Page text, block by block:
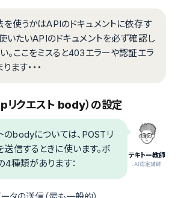
を使うかはAPIのドキュメントに依存す
いたいAPIのドキュメントを必ず確認し
。ここをミスると403エラーや認証エラ
ます・・・
リクエスト body）の設定
テキトー教師
.AI認定講師
bodyについては、POSTリ
送信するときに使います。ボ
4種類があります：